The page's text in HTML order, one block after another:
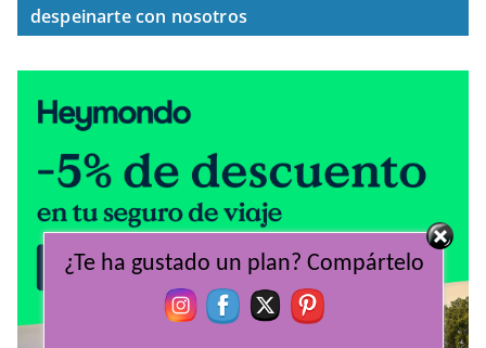
despeinarte con nosotros
¿Te ha gustado un plan? Compártelo